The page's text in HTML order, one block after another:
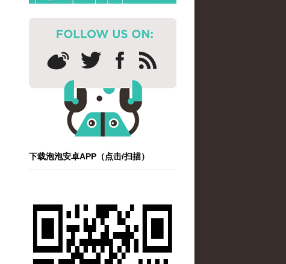
下载泡泡安卓APP（点击/扫描）